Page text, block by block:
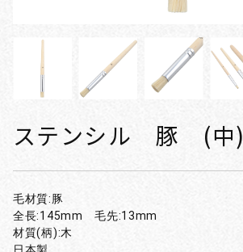
ステンシル 豚 (中)
毛材質:豚
全長:145mm 毛先:13mm
材質(柄):木